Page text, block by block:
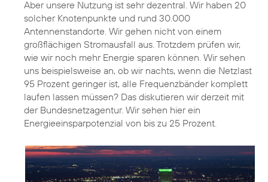
Aber unsere Nutzung ist sehr dezentral. Wir haben 20
solcher Knotenpunkte und rund 30.000
Antennenstandorte. Wir gehen nicht von einem
großflächigen Stromausfall aus. Trotzdem prüfen wir,
wie wir noch mehr Energie sparen können. Wir sehen
uns beispielsweise an, ob wir nachts, wenn die Netzlast
95 Prozent geringer ist, alle Frequenzbänder komplett
laufen lassen müssen? Das diskutieren wir derzeit mit
der Bundesnetzagentur. Wir sehen hier ein
Energieeinsparpotenzial von bis zu 25 Prozent.